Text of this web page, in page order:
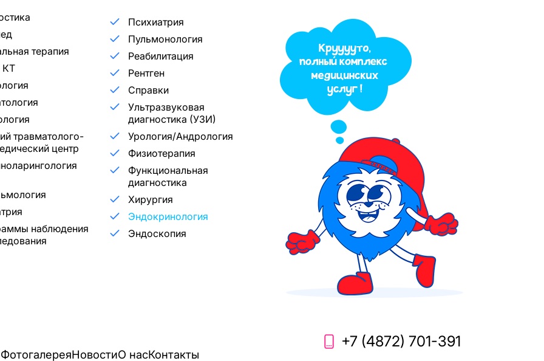
терапия
КТ
травматолого-
центр
наблюдения
Психиатрия
Пульмонология
Реабилитация
Рентген
Справки
Ультразвуковая
диагностика (УЗИ)
Урология/Андрология
Физиотерапия
Функциональная
диагностика
Хирургия
Эндокринология
Эндоскопия
ФотогалереяНовостиО насКонтакты
+7 (4872) 701-391